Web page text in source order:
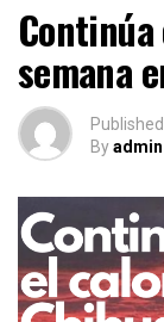
semana
Published
Byadmin